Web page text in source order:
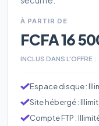
À PARTIR DE
FCFA 16
INCLUS DANS L'OFFRE :
Espace disque :
Site hébergé :
Compte FTP :